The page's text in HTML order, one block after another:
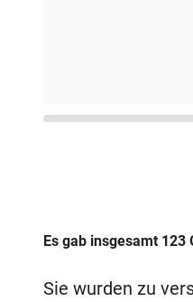
Es gab insgesamt
Sie wurden zu